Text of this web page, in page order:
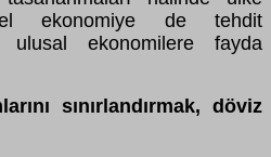
ekonomiye de tehdit
ulusal ekonomilere fayda
sınırlandırmak, döviz